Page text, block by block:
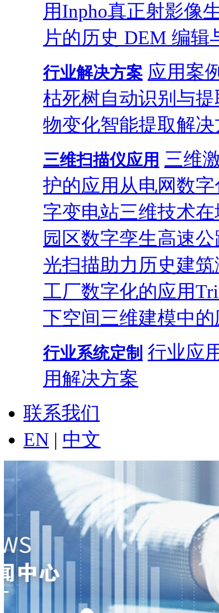
用Inpho真正射影像
片的历史 DEM 编辑
行业解决方案 应用案
枯死树自动识别与提
物变化智能提取解
三维扫描仪应用 三维
护的应用 从电网数
字变电站三维技术
园区数字孪生高速
光扫描助力历史建
工厂数字化的应用
下空间三维建模中
行业系统定制 行业应
用解决方案
联系我们
EN | 中文